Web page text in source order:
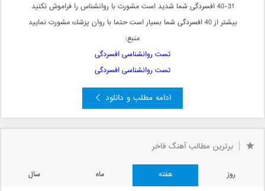
40-31 افسردگی شما شدید است مشورت با روانشناس را فراموش نكنید
بیشتر از 40 افسردگی شما بسیار است حتما با روان پزشك مشورت نمایید
منبع:
تست روانشناسی افسردگی
تست روانشناسی افسردگی
ادامه مطلب و دانلود
برترین مطالب آهنگ فاخر
روز هفته ماه
سال